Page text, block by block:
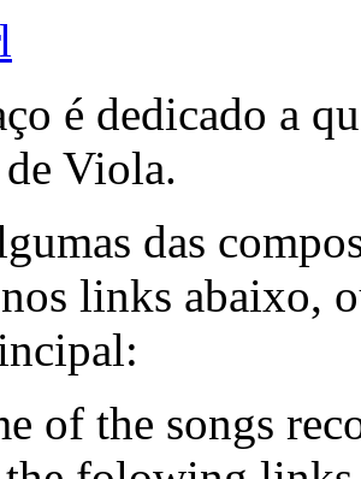
é dedicado a
Viola.
das
links abaixo,
of the songs